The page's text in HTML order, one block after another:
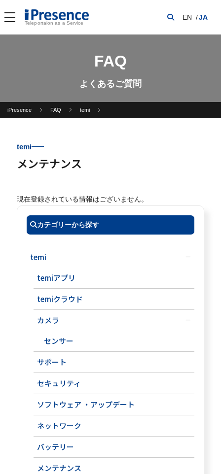
Teleportaion as a Service
EN JA
FAQ
よくあるご質問
iPresence FAQ temi
temi
メンテナンス
現在登録されている情報はございません。
カテゴリーから探す
temi
temiアプリ
temiクラウド
カメラ
センサー
サポート
セキュリティ
ソフトウェア ・アップデート
ネットワーク
バッテリー
メンテナンス